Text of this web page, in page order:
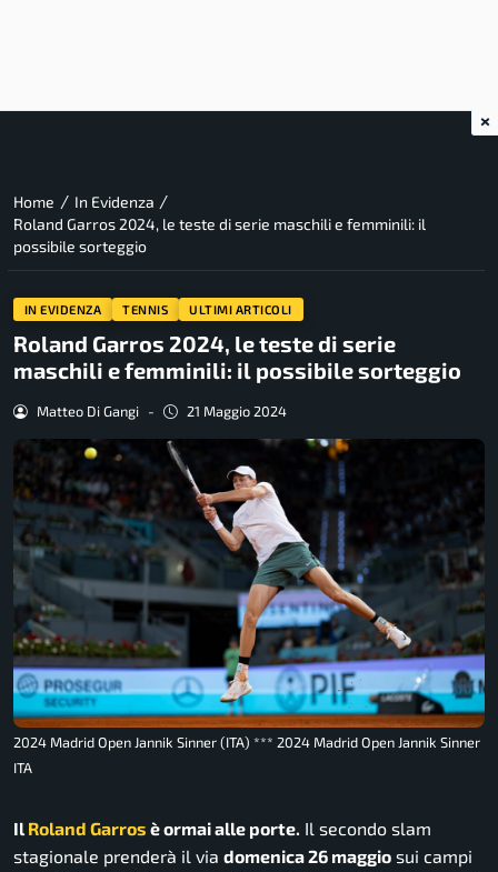
Home / In Evidenza /
Roland Garros 2024, le teste di serie maschili e femminili: il
possibile sorteggio
IN EVIDENZA TENNIS ULTIMI ARTICOLI
Roland Garros 2024, le teste di serie
maschili e femminili: il possibile sorteggio
Matteo Di Gangi - 21 Maggio 2024
2024 Madrid Open Jannik Sinner (ITA) *** 2024 Madrid Open Jannik Sinner
ITA
Il Roland Garros è ormai alle porte. Il secondo slam
stagionale prenderà il via domenica 26 maggio sui campi
×